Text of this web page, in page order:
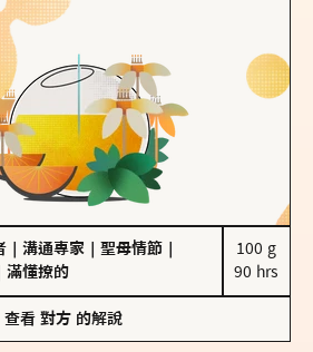
溝通專家 聖母情節
滿懂撩的
100 g
90 hrs
查看 對方 的解說